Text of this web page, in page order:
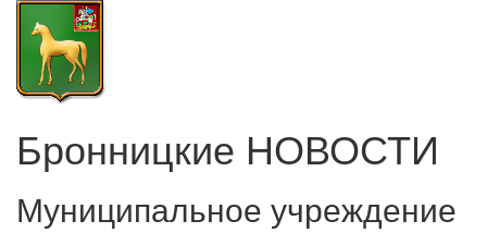
Бронницкие НОВОСТИ
Муниципальное учреждение